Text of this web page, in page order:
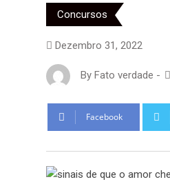
Concursos
Dezembro 31, 2022
By Fato verdade -
Facebook